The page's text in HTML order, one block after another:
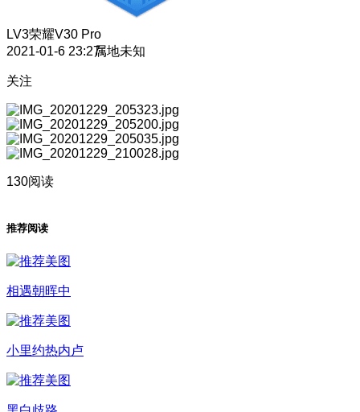
LV3荣耀V30 Pro
2021-01-6 23:27属地未知
关注
130阅读
推荐阅读
相遇朝晖中
小里约热内卢